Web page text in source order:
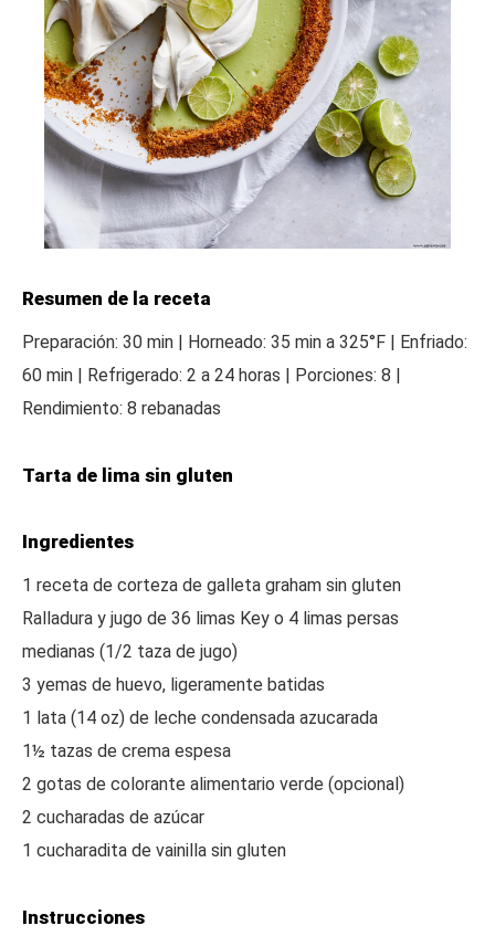
Resumen de la receta
Preparación: 30 min | Horneado: 35 min a 325°F | Enfriado:
60 min | Refrigerado: 2 a 24 horas | Porciones: 8 |
Rendimiento: 8 rebanadas
Tarta de lima sin gluten
Ingredientes
1 receta de corteza de galleta graham sin gluten
Ralladura y jugo de 36 limas Key o 4 limas persas
medianas (1/2 taza de jugo)
3 yemas de huevo, ligeramente batidas
1 lata (14 oz) de leche condensada azucarada
1½ tazas de crema espesa
2 gotas de colorante alimentario verde (opcional)
2 cucharadas de azúcar
1 cucharadita de vainilla sin gluten
Instrucciones